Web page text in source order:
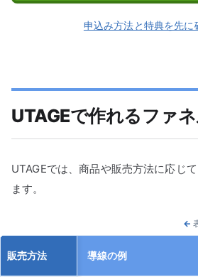
申込み方法と特典を先に
UTAGEで作れるファ
UTAGEでは、商品や販売方法に応じ
ます。
←
販売方法 導線の例